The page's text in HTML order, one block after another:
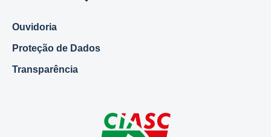
Ouvidoria
Proteção de Dados
Transparência